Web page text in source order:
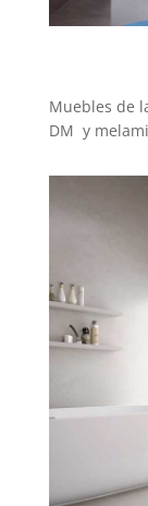
Muebles de
DM y